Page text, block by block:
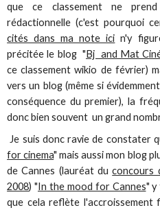
que ce classement ne
rédactionnelle (c'est pourquoi
cités dans ma note ici n'y
précitée le blog " Bj and Mat
ce classement wikio de février)
vers un blog (même si
conséquence du premier), la
donc bien souvent un grand
Je suis donc ravie de constater
for cinema" mais aussi mon blog
de Cannes (lauréat duconcours
2008) "In the mood for Cannes" y
que cela reflète l'accroissement